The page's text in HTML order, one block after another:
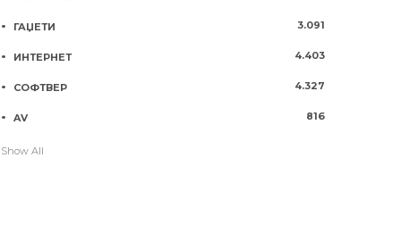
ГАЏЕТИ 3.091
ИНТЕРНЕТ 4.403
СОФТВЕР 4.327
AV 816
Show All